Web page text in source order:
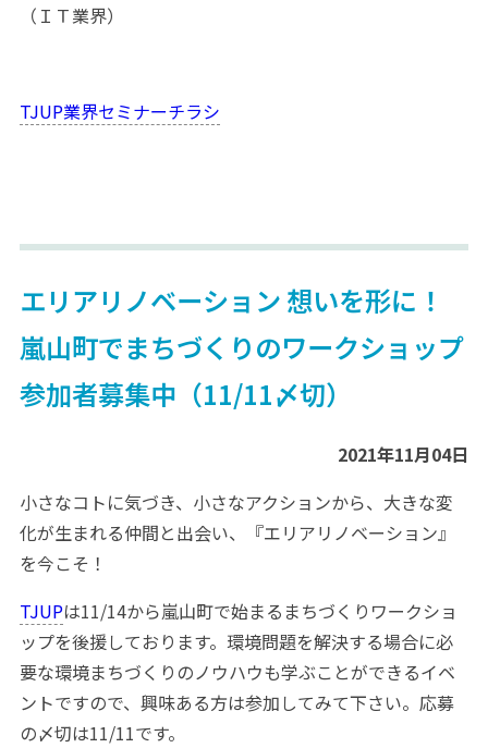
（ＩＴ業界）
TJUP業界セミナーチラシ
エリアリノベーション 想いを形に！
嵐山町でまちづくりのワークショップ
参加者募集中（11/11〆切）
2021年11月04日
小さなコトに気づき、小さなアクションから、大きな変
化が生まれる仲間と出会い、『エリアリノベーション』
を今こそ！
TJUPは11/14から嵐山町で始まるまちづくりワークショ
ップを後援しております。環境問題を解決する場合に必
要な環境まちづくりのノウハウも学ぶことができるイベ
ントですので、興味ある方は参加してみて下さい。応募
の〆切は11/11です。